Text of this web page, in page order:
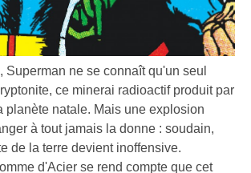
Superman ne se connaît qu'un seul
ce minerai radioactif produit par
planète natale. Mais une explosion
à tout jamais la donne : soudain,
de la terre devient inoffensive.
d'Acier se rend compte que cet